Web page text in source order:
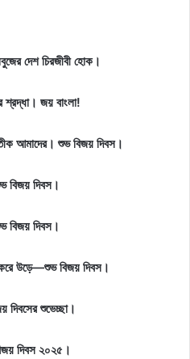
দেশ চিরজীবী হোক।
শ্রদ্ধা। জয় বাংলা!
আমাদের। শুভ বিজয় দিবস।
বিজয় দিবস।
বিজয় দিবস।
উড়ে—শুভ বিজয় দিবস।
দিবসের শুভেচ্ছা।
দিবস ২০২৫।